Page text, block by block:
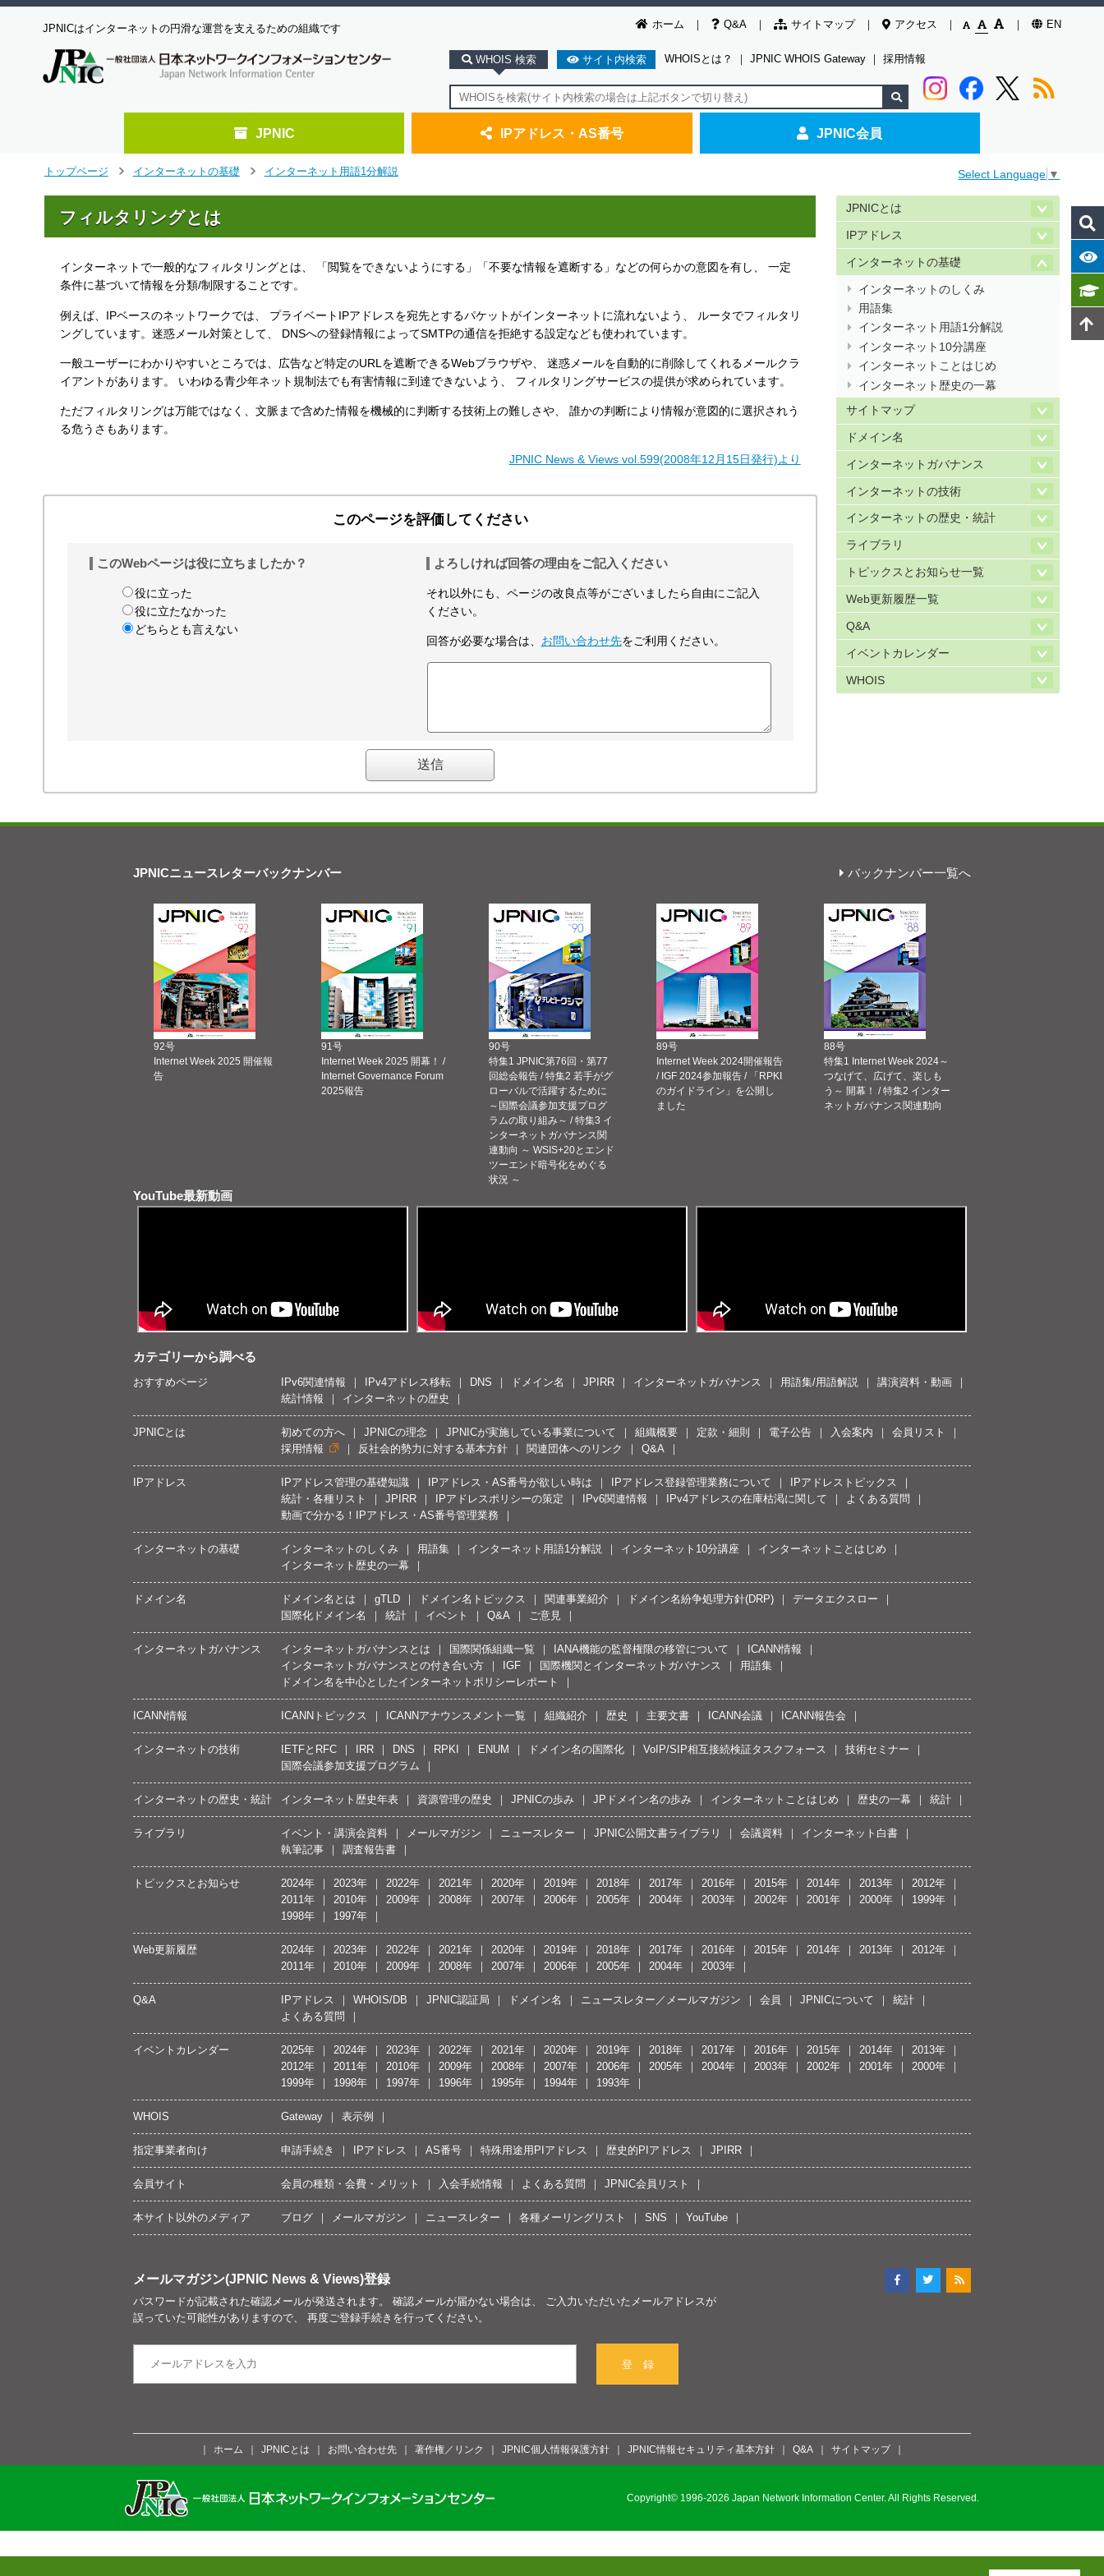
ホーム Q&A サイトマップ アクセス EN
JPNICはインターネットの円滑な運営を支えるための組織です
WHOIS 検索 サイト内検索 WHOISとは？ ｜ JPNIC WHOIS Gateway ｜ 採用情報
JPNIC IPアドレス・AS番号 JPNIC会員
トップページ
インターネットの基礎
インターネット用語1分解説 Select Language ▼
フィルタリングとは
インターネットで一般的なフィルタリングとは、 「閲覧をできないようにする」「不要な情報を遮断する」などの何らかの意図を有し、 一定
条件に基づいて情報を分類/制限することです。
例えば、IPベースのネットワークでは、 プライベートIPアドレスを宛先とするパケットがインターネットに流れないよう、 ルータでフィルタリ
ングしています。迷惑メール対策として、 DNSへの登録情報によってSMTPの通信を拒絶する設定なども使われています。
一般ユーザーにわかりやすいところでは、広告など特定のURLを遮断できるWebブラウザや、 迷惑メールを自動的に削除してくれるメールクラ
イアントがあります。 いわゆる青少年ネット規制法でも有害情報に到達できないよう、 フィルタリングサービスの提供が求められています。
ただフィルタリングは万能ではなく、文脈まで含めた情報を機械的に判断する技術上の難しさや、 誰かの判断により情報が意図的に選択されう
る危うさもあります。
JPNIC News & Views vol.599(2008年12月15日発行)より
JPNICとは
IPアドレス
インターネットの基礎
インターネットのしくみ
用語集
インターネット用語1分解説
インターネット10分講座
インターネットことはじめ
インターネット歴史の一幕
サイトマップ
ドメイン名
インターネットガバナンス
インターネットの技術
インターネットの歴史・統計
ライブラリ
トピックスとお知らせ一覧
Web更新履歴一覧
Q&A
イベントカレンダー
WHOIS
このページを評価してください
このWebページは役に立ちましたか？
役に立った
役に立たなかった
どちらとも言えない
よろしければ回答の理由をご記入ください
それ以外にも、ページの改良点等がございましたら自由にご記入
ください。
回答が必要な場合は、 お問い合わせ先をご利用ください。
JPNICニュースレターバックナンバー バックナンバー一覧へ
92号
Internet Week 2025 開催報
告
91号
Internet Week 2025 開幕！ /
Internet Governance Forum
2025報告
90号
特集1 JPNIC第76回・第77
回総会報告 / 特集2 若手がグ
ローバルで活躍するために
～国際会議参加支援プログ
ラムの取り組み～ / 特集3 イ
ンターネットガバナンス関
連動向 ～ WSIS+20とエンド
ツーエンド暗号化をめぐる
状況 ～
89号
Internet Week 2024開催報告
/ IGF 2024参加報告 / 「RPKI
のガイドライン」を公開し
ました
88号
特集1 Internet Week 2024～
つなげて、広げて、楽しも
う～ 開幕！ / 特集2 インター
ネットガバナンス関連動向
YouTube最新動画
カテゴリーから調べる
おすすめページ IPv6関連情報 IPv4アドレス移転 DNS ドメイン名 JPIRR インターネットガバナンス 用語集/用語解説
講演資料・動画
統計情報
インターネットの歴史
JPNICとは 初めての方へ JPNICの理念 JPNICが実施している事業について 組織概要 定款・細則 電子公告 入会案内
会員リスト
採用情報
反社会的勢力に対する基本方針 関連団体へのリンク Q&A
IPアドレス IPアドレス管理の基礎知識 IPアドレス・AS番号が欲しい時は IPアドレス登録管理業務について
IPアドレストピックス
統計・各種リスト
JPIRR IPアドレスポリシーの策定 IPv6関連情報 IPv4アドレスの在庫枯渇に関して
よくある質問
動画で分かる！IPアドレス・AS番号管理業務
インターネットの基礎 インターネットのしくみ 用語集 インターネット用語1分解説 インターネット10分講座
インターネットことはじめ
インターネット歴史の一幕
ドメイン名 ドメイン名とは gTLD ドメイン名トピックス 関連事業紹介 ドメイン名紛争処理方針(DRP)
データエクスロー
国際化ドメイン名
統計 イベント Q&A ご意見
インターネットガバナンス インターネットガバナンスとは 国際関係組織一覧 IANA機能の監督権限の移管について
ICANN情報
インターネットガバナンスとの付き合い方
IGF 国際機関とインターネットガバナンス
用語集
ドメイン名を中心としたインターネットポリシーレポート
ICANN情報 ICANNトピックス ICANNアナウンスメント一覧 組織紹介 歴史 主要文書 ICANN会議 ICANN報告会
インターネットの技術 IETFとRFC IRR DNS RPKI ENUM ドメイン名の国際化 VoIP/SIP相互接続検証タスクフォース
技術セミナー
国際会議参加支援プログラム
インターネットの歴史・統計 インターネット歴史年表 資源管理の歴史 JPNICの歩み JPドメイン名の歩み インターネットことはじめ 歴史の一幕 統計
ライブラリ イベント・講演会資料 メールマガジン ニュースレター JPNIC公開文書ライブラリ 会議資料
インターネット白書
執筆記事
調査報告書
トピックスとお知らせ 2024年 2023年 2022年 2021年 2020年 2019年 2018年 2017年 2016年 2015年 2014年 2013年
2012年
2011年
2010年 2009年 2008年 2007年 2006年 2005年 2004年 2003年 2002年 2001年 2000年
1999年
1998年
1997年
Web更新履歴 2024年 2023年 2022年 2021年 2020年 2019年 2018年 2017年 2016年 2015年 2014年 2013年
2012年
2011年
2010年 2009年 2008年 2007年 2006年 2005年 2004年 2003年
Q&A IPアドレス WHOIS/DB JPNIC認証局 ドメイン名 ニュースレター／メールマガジン 会員 JPNICについて
統計
よくある質問
イベントカレンダー 2025年 2024年 2023年 2022年 2021年 2020年 2019年 2018年 2017年 2016年 2015年 2014年
2013年
2012年
2011年 2010年 2009年 2008年 2007年 2006年 2005年 2004年 2003年 2002年 2001年
2000年
1999年
1998年 1997年 1996年 1995年 1994年 1993年
WHOIS Gateway 表示例
指定事業者向け 申請手続き IPアドレス AS番号 特殊用途用PIアドレス 歴史的PIアドレス JPIRR
会員サイト 会員の種類・会費・メリット 入会手続情報 よくある質問 JPNIC会員リスト
本サイト以外のメディア ブログ メールマガジン ニュースレター 各種メーリングリスト SNS YouTube
メールマガジン(JPNIC News & Views)登録
パスワードが記載された確認メールが発送されます。 確認メールが届かない場合は、 ご入力いただいたメールアドレスが
誤っていた可能性がありますので、 再度ご登録手続きを行ってください。
登 録
ホーム JPNICとは お問い合わせ先 著作権／リンク JPNIC個人情報保護方針 JPNIC情報セキュリティ基本方針 Q&A サイトマップ
Copyright© 1996-2026 Japan Network Information Center. All Rights Reserved.